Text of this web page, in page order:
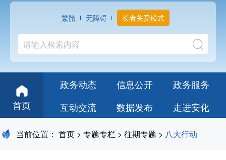
繁體 无障碍 长者关爱模式
首页
政务动态 信息公开
政务服务
互动交流
数据发布 走进安化
当前位置： 首页 > 专题专栏 > 往期专题 > 八大行动